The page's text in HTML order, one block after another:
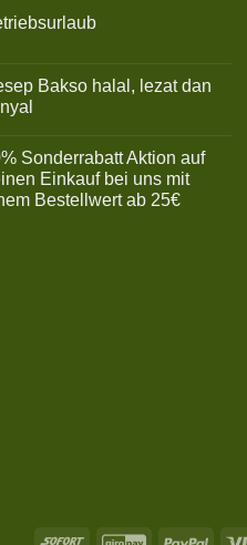
Bakso halal, lezat dan
Sonderrabatt Aktion auf
Einkauf bei uns mit
Bestellwert ab 25€